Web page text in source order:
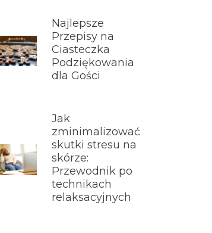
Najlepsze
Przepisy na
Ciasteczka
Podziękowania
dla Gości
Jak
zminimalizować
skutki stresu na
skórze:
Przewodnik po
technikach
relaksacyjnych